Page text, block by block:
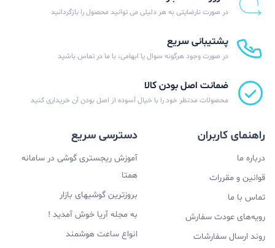
در صورت نارضایتی به هر دلیلی می توانید محصول را بازگردانید
پشتیبانی سریع
در صورت وجود هرگونه سوال یا ابهامی، با ما در تماس باشید
ضمانت اصل بودن کالا
محصولات مدنظر خود را با خیال آسوده از اصل بودن آن خریداری کنید
راهنمای کاربران
درباره ما
قوانین و مقررات
تماس با ما
رویه‌های عودت سفارش
روند ارسال سفارشات
دسترسی سریع
آموزش ریجستری گوشی در سامانه
همتا
بروزترین گوشیهای بازار
به مجله آریا خوش آمدید !
انواع ساعت هوشمند